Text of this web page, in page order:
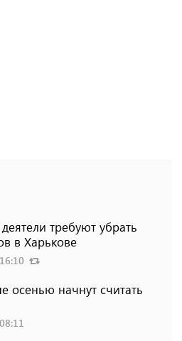
требуют убрать
в Харькове
осенью начнут считать